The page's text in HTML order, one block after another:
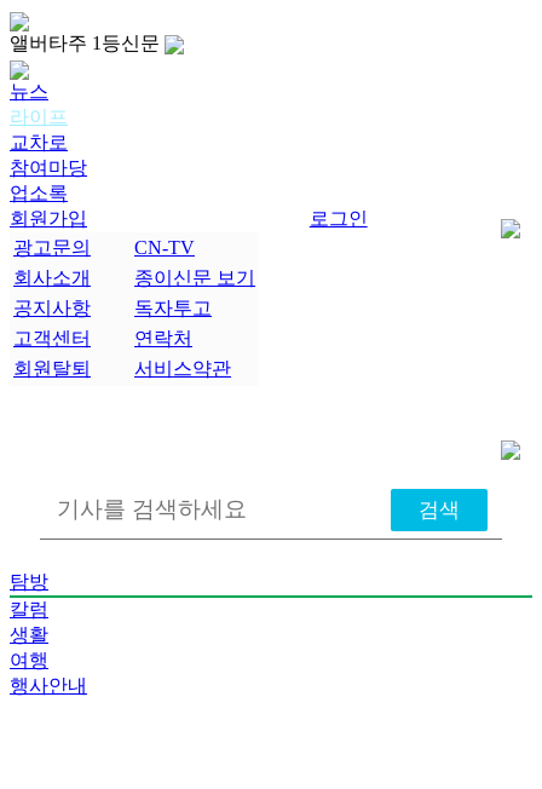
앨버타주 1등신문
뉴스
라이프
교차로
참여마당
업소록
회원가입
로그인
광고문의
CN-TV
회사소개
종이신문 보기
공지사항
독자투고
고객센터
연락처
회원탈퇴
서비스약관
탐방
칼럼
생활
여행
행사안내